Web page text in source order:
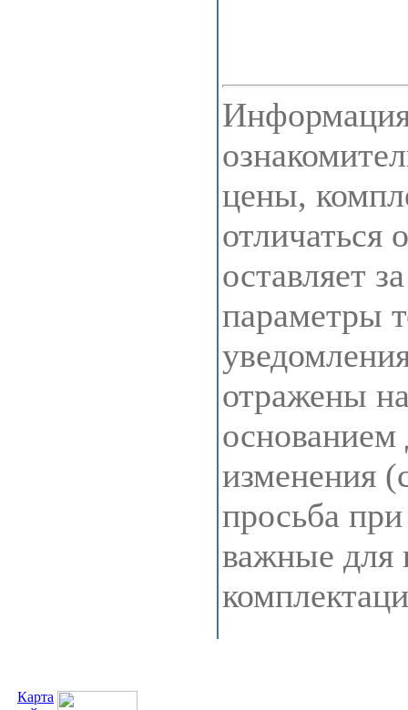
Информация
цены,
отличаться
оставляет
параметры
отражены
основанием
изменения
просьба
важные для
Карта